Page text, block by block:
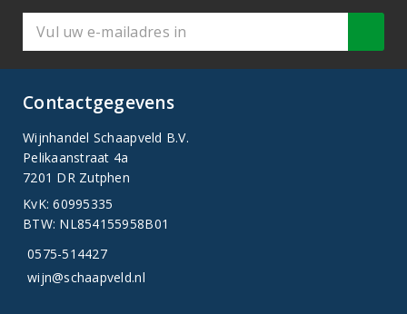
Contactgegevens
Wijnhandel Schaapveld B.V.
Pelikaanstraat 4a
7201 DR Zutphen
KvK: 60995335
BTW: NL854155958B01
0575-514427
wijn@schaapveld.nl